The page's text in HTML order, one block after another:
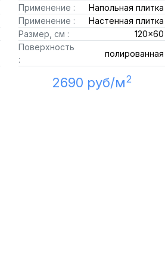
Применение :
Напольная плитка
Применение :
Настенная плитка
Размер, см :
120x60
Поверхность
:
полированная
2690 руб/м2